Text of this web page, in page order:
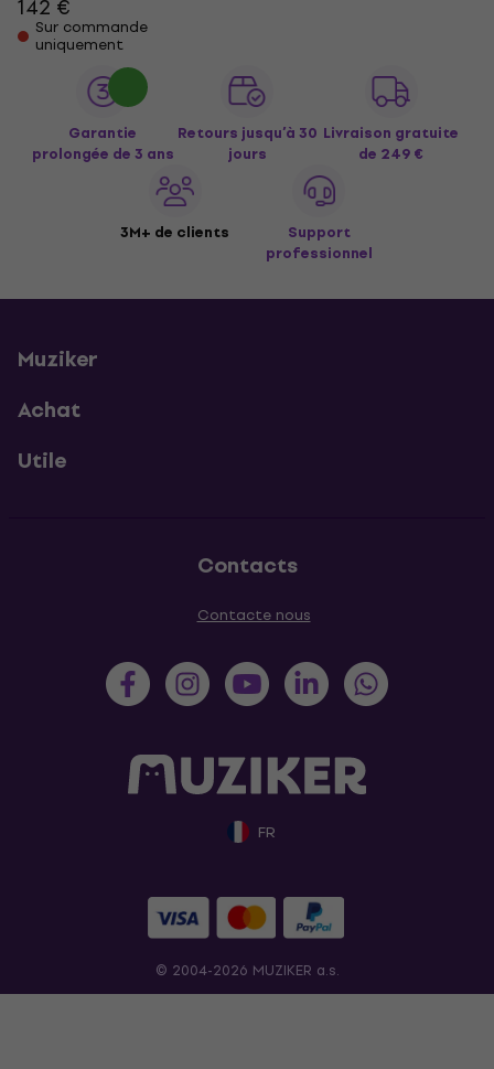
142 €
Sur commande
uniquement
Garantie
prolongée de 3 ans
Retours jusqu’à 30
jours
Livraison gratuite
de 249 €
3M+ de clients
Support
professionnel
Muziker
Achat
Utile
Contacts
Contacte nous
FR
© 2004-2026 MUZIKER a.s.